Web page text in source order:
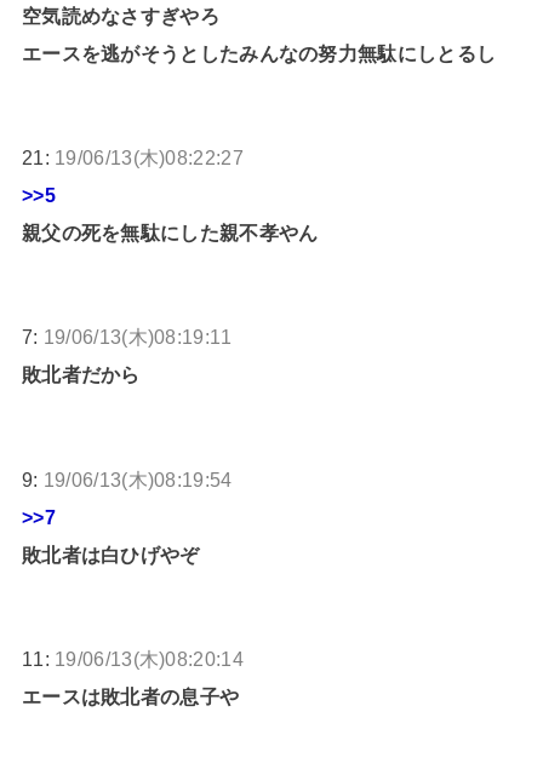
空気読めなさすぎやろ
エースを逃がそうとしたみんなの努力無駄にしとるし
21: 19/06/13(木)08:22:27
>>5
親父の死を無駄にした親不孝やん
7: 19/06/13(木)08:19:11
敗北者だから
9: 19/06/13(木)08:19:54
>>7
敗北者は白ひげやぞ
11: 19/06/13(木)08:20:14
エースは敗北者の息子や